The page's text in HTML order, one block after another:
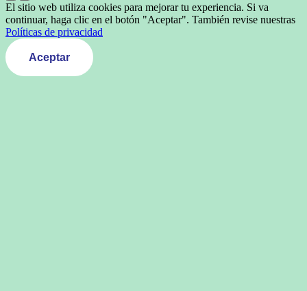
El sitio web utiliza cookies para mejorar tu experiencia. Si va
continuar, haga clic en el botón "Aceptar". También revise nuestras
Políticas de privacidad
Aceptar